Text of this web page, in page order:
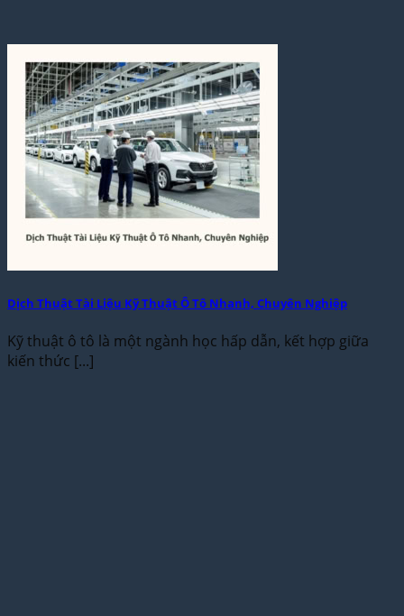
Dịch Thuật Tài Liệu Kỹ Thuật Ô Tô Nhanh, Chuyên Nghiệp
Kỹ thuật ô tô là một ngành học hấp dẫn, kết hợp giữa
kiến thức [...]